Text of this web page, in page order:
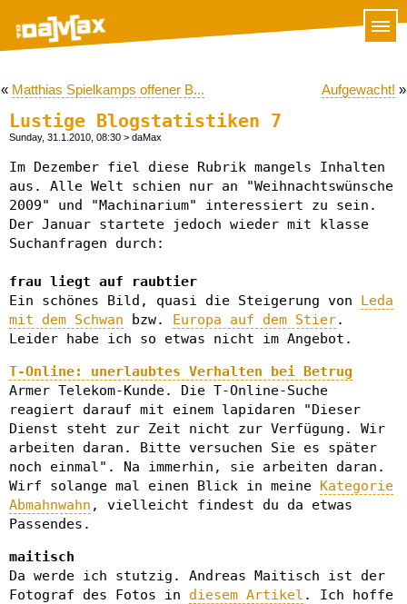
« Matthias Spielkamps offener B... Aufgewacht! »
Lustige Blogstatistiken 7
Sunday, 31.1.2010, 08:30 > daMax
Im Dezember fiel diese Rubrik mangels Inhalten
aus. Alle Welt schien nur an "Weihnachtswünsche
2009" und "Machinarium" interessiert zu sein.
Der Januar startete jedoch wieder mit klasse
Suchanfragen durch:
frau liegt auf raubtier
Ein schönes Bild, quasi die Steigerung von Leda
mit dem Schwan bzw. Europa auf dem Stier.
Leider habe ich so etwas nicht im Angebot.
T-Online: unerlaubtes Verhalten bei Betrug
Armer Telekom-Kunde. Die T-Online-Suche
reagiert darauf mit einem lapidaren "Dieser
Dienst steht zur Zeit nicht zur Verfügung. Wir
arbeiten daran. Bitte versuchen Sie es später
noch einmal". Na immerhin, sie arbeiten daran.
Wirf solange mal einen Blick in meine Kategorie
Abmahnwahn , vielleicht findest du da etwas
Passendes.
maitisch
Da werde ich stutzig. Andreas Maitisch ist der
Fotograf des Fotos in diesem Artikel . Ich hoffe